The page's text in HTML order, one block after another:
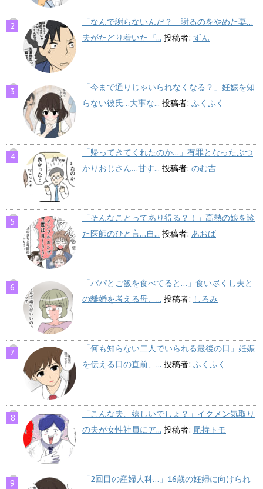
「なんで謝らないんだ？」謝るのをやめた妻…
夫がたどり着いた『... 投稿者: ずん
「今まで通りじゃいられなくなる？」妊娠を知
らない彼氏…大事な... 投稿者: ふくふく
「帰ってきてくれたのか…」有罪となったぶつ
かりおじさん…甘す... 投稿者: のむ吉
「そんなことってあり得る？！」高熱の娘を診
た医師のひと言…自... 投稿者: あおば
「パパとご飯を食べてると…」食い尽くし夫と
の離婚を考える母、... 投稿者: しろみ
「何も知らない二人でいられる最後の日」妊娠
を伝える日の直前、... 投稿者: ふくふく
「こんな夫、嬉しいでしょ？」イクメン気取り
の夫が女性社員にア... 投稿者: 尾持トモ
「2回目の産婦人科…」16歳の妊婦に向けられ